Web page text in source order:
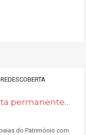
permanente…
do Património com